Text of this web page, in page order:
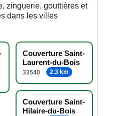
zinguerie, gouttières et
dans les villes
Couverture Saint-
Laurent-du-Bois
33540 2.3 km
Couverture Saint-
Hilaire-du-Bois